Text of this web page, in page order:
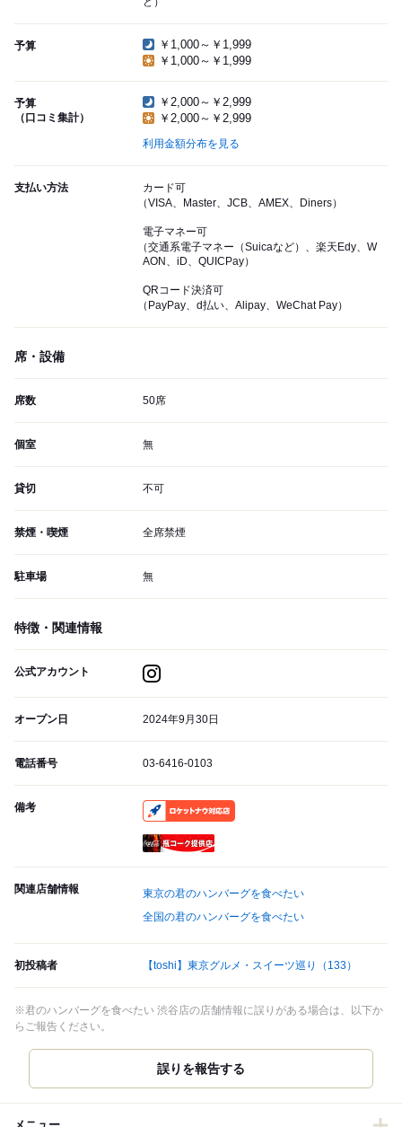
予算
￥1,000～￥1,999
￥1,000～￥1,999
予算
（口コミ集計）
￥2,000～￥2,999
￥2,000～￥2,999
利用金額分布を見る
支払い方法
カード可
（VISA、Master、JCB、AMEX、Diners）
電子マネー可
（交通系電子マネー（Suicaなど）、楽天Edy、W
AON、iD、QUICPay）
QRコード決済可
（PayPay、d払い、Alipay、WeChat Pay）
席・設備
席数 50席
個室 無
貸切 不可
禁煙・喫煙 全席禁煙
駐車場 無
特徴・関連情報
公式アカウント
オープン日 2024年9月30日
電話番号 03-6416-0103
備考
関連店舗情報
東京の君のハンバーグを食べたい
全国の君のハンバーグを食べたい
初投稿者 【toshi】東京グルメ・スイーツ巡り （133）
※君のハンバーグを食べたい 渋谷店の店舗情報に誤りがある場合は、以下か
らご報告ください。
誤りを報告する